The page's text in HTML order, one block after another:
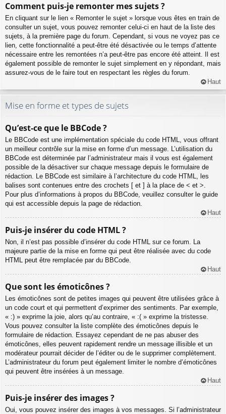
Comment puis-je remonter mes sujets ?
En cliquant sur le lien « Remonter le sujet » lorsque vous êtes en train de
consulter un sujet, vous pouvez remonter celui-ci en haut de la liste des
sujets, à la première page du forum. Cependant, si vous ne voyez pas ce
lien, cette fonctionnalité a peut-être été désactivée ou le temps d’attente
nécessaire entre les remontées n’a peut-être pas encore été atteint. Il est
également possible de remonter le sujet simplement en y répondant, mais
assurez-vous de le faire tout en respectant les règles du forum.
Haut
Mise en forme et types de sujets
Qu’est-ce que le BBCode ?
Le BBCode est une implémentation spéciale du code HTML, vous offrant
un meilleur contrôle sur la mise en forme d’un message. L’utilisation du
BBCode est déterminée par l’administrateur mais il vous est également
possible de la désactiver sur chaque message depuis le formulaire de
rédaction. Le BBCode est similaire à l’architecture du code HTML, les
balises sont contenues entre des crochets [ et ] à la place de < et >.
Pour plus d’informations à propos du BBCode, veuillez consulter le guide
qui est accessible depuis la page de rédaction.
Haut
Puis-je insérer du code HTML ?
Non, il n’est pas possible d’insérer du code HTML sur ce forum. La
majeure partie de la mise en forme qui peut être réalisée avec du code
HTML peut être remplacée par du BBCode.
Haut
Que sont les émoticônes ?
Les émoticônes sont de petites images qui peuvent être utilisées grâce à
un code court et qui permettent d’exprimer des sentiments. Par exemple,
« :) » exprime la joie, alors qu’au contraire, « :( » exprime la tristesse.
Vous pouvez consulter la liste complète des émoticônes depuis le
formulaire de rédaction. Essayez cependant de ne pas abuser des
émoticônes, elles peuvent rapidement rendre un message illisible et un
modérateur pourrait décider de l’éditer ou de le supprimer complètement.
L’administrateur du forum peut également limiter le nombre d’émoticônes
qui peuvent être insérées à un message.
Haut
Puis-je insérer des images ?
Oui, vous pouvez insérer des images à vos messages. Si l’administrateur